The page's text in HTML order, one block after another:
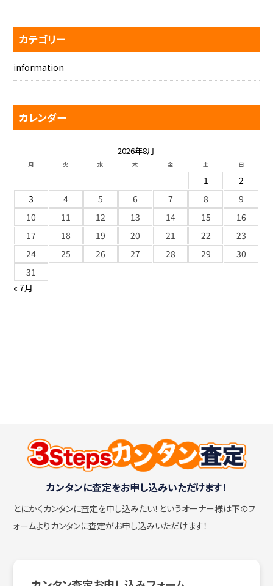
カテゴリー
information
カレンダー
2026年8月
月 火 水 木 金 土 日
1
2
3
4 5 6 7 8
9
10
11 12 13 14 15
16
17
18 19 20 21 22
23
24
25 26 27 28 29
30
31
« 7月
カンタンに査定をお申し込みいただけます！
とにかくカンタンに査定を申し込みたい！ というオーナー様は下のフ
ォームよりカンタンに査定がお申し込みいただけます！